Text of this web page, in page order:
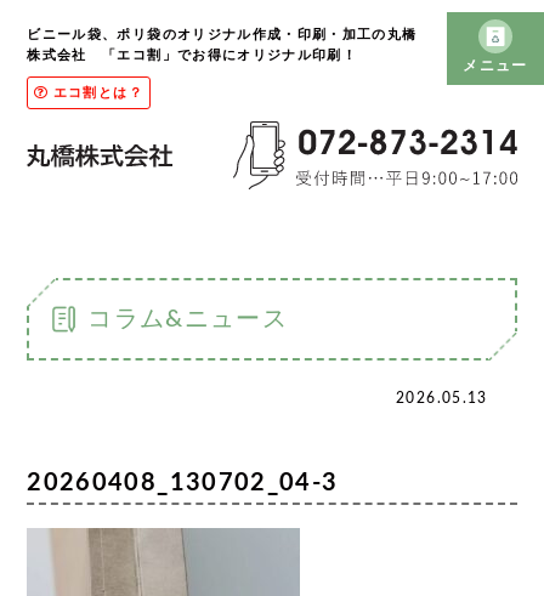
ビニール袋、ポリ袋のオリジナル作成・印刷・加工の丸橋
株式会社 「エコ割」でお得にオリジナル印刷！
エコ割とは？
メニュー
コラム&ニュース
2026.05.13
20260408_130702_04-3